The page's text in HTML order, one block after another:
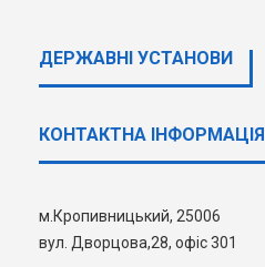
1 2 3
ДЕРЖАВНI УСТАНОВИ
КОНТАКТНА ІНФОРМАЦІЯ
м.Кропивницький, 25006
вул. Дворцова,28, офіс 301